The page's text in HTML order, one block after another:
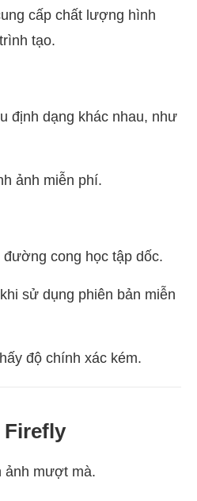
cấp chất lượng hình
tạo.
định dạng khác nhau, như
ảnh miễn phí.
cong học tập dốc.
sử dụng phiên bản miễn
độ chính xác kém.
Firefly
ảnh mượt mà.